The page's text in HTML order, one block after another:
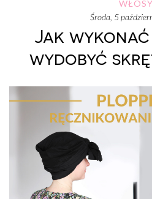
WŁOSY
środa, 5
Jak
wydobyć